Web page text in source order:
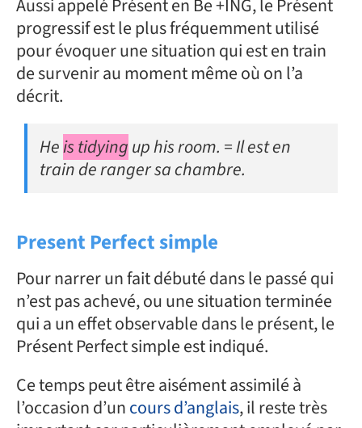
Aussi appelé Présent en Be +ING, le Présent
progressif est le plus fréquemment utilisé
pour évoquer une situation qui est en train
de survenir au moment même où on l’a
décrit.
Heis tidyingup his room. = Il est en
train de ranger sa chambre.
Present Perfect simple
Pour narrer un fait débuté dans le passé qui
n’est pas achevé, ou une situation terminée
qui a un effet observable dans le présent, le
Présent Perfect simple est indiqué.
Ce temps peut être aisément assimilé à
l’occasion d’uncours d’anglais, il reste très